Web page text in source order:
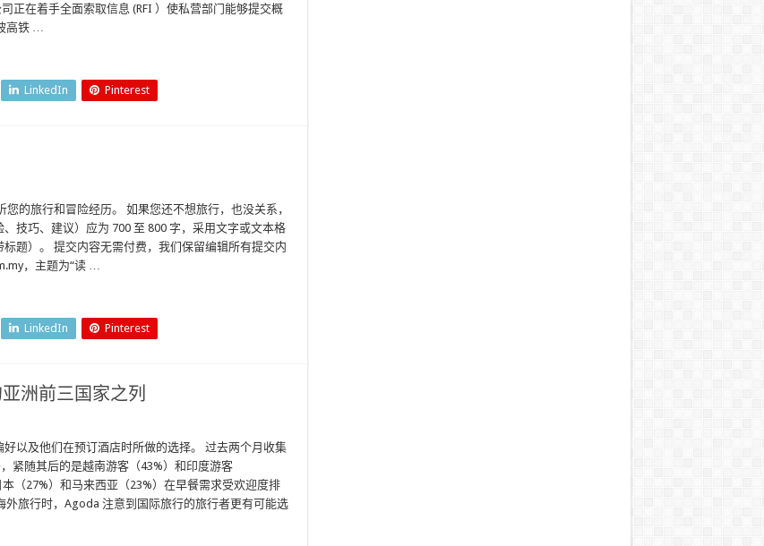
正在着手全面索取信息 (RFI ）使私营部门能够提交概
高铁 …
LinkedIn Pinterest
的旅行和冒险经历。 如果您还不想旅行，也没关系，
技巧、建议）应为 700 至 800 字，采用文字或文本格
题）。 提交内容无需付费，我们保留编辑所有提交内
，主题为“读 …
LinkedIn Pinterest
洲前三国家之列
以及他们在预订酒店时所做的选择。 过去两个月收集
紧随其后的是越南游客（43%）和印度游客
（27%）和马来西亚（23%）在早餐需求受欢迎度排
旅行时，Agoda 注意到国际旅行的旅行者更有可能选